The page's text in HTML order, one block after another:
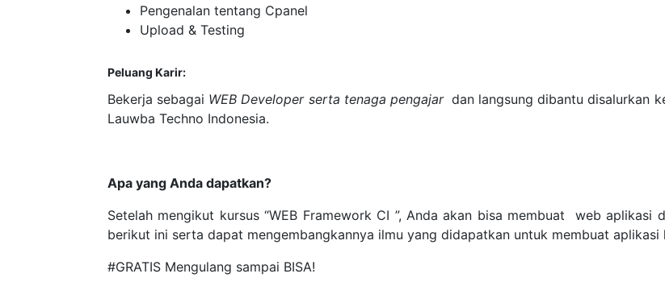
Pengenalan tentang Cpanel
Upload & Testing
Peluang Karir:
Bekerja sebagai WEB Developer serta tenaga pengajar dan langsung dibantu disalurkan
Lauwba Techno Indonesia.
Apa yang Anda dapatkan?
Setelah mengikut kursus “WEB Framework CI ”, Anda akan bisa membuat web aplikasi
berikut ini serta dapat mengembangkannya ilmu yang didapatkan untuk membuat
#GRATIS Mengulang sampai BISA!